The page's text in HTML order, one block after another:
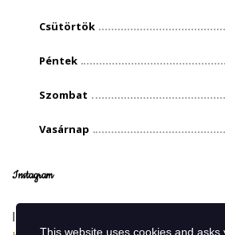
Csütörtök
Péntek
Szombat
Vasárnap
Instagram
This website uses cookies and asks